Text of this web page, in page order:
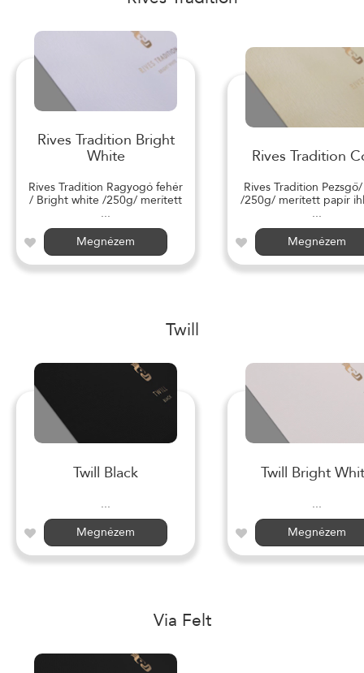
Rives Tradition Bright
White
Rives Tradition Ragyogó fehér
/ Bright white /250g/ merített
...
Megnézem
Rives Tradition
Rives Tradition
/250g/ merített papír
...
Megnézem
Twill
Twill Black
...
Megnézem
Twill Bright
...
Megnézem
Via Felt